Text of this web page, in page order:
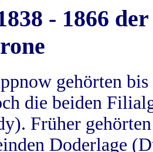
- 1866
gehörten
die beiden
Früher
Doderlage